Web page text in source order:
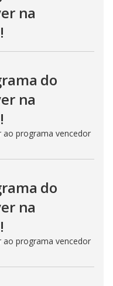
na
do
na
ao programa vencedor
do
na
ao programa vencedor